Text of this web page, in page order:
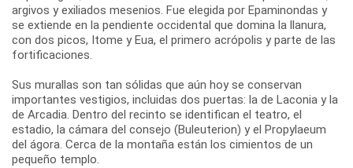
argivos y exiliados mesenios. Fue elegida por Epaminondas y
se extiende en la pendiente occidental que domina la llanura,
con dos picos, Itome y Eua, el primero acrópolis y parte de las
fortificaciones.
Sus murallas son tan sólidas que aún hoy se conservan
importantes vestigios, incluidas dos puertas: la de Laconia y la
de Arcadia. Dentro del recinto se identifican el teatro, el
estadio, la cámara del consejo (Buleuterion) y el Propylaeum
del ágora. Cerca de la montaña están los cimientos de un
pequeño templo.